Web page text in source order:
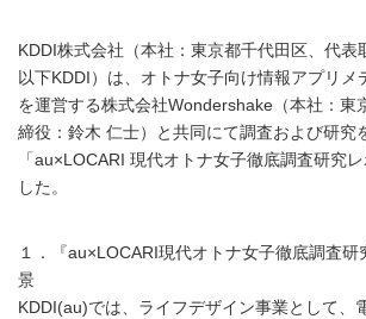
KDDI株式会社（本社：東京都千代田区、代表
以下KDDI）は、オトナ女子向け情報アプリメ
を運営する株式会社Wondershake（本社：東
締役：鈴木 仁士）と共同にて調査および研究
「au×LOCARI 現代オトナ女子徹底調査研究
した。
１．『au×LOCARI現代オトナ女子徹底調査研
景
KDDI(au)では、ライフデザイン事業として、